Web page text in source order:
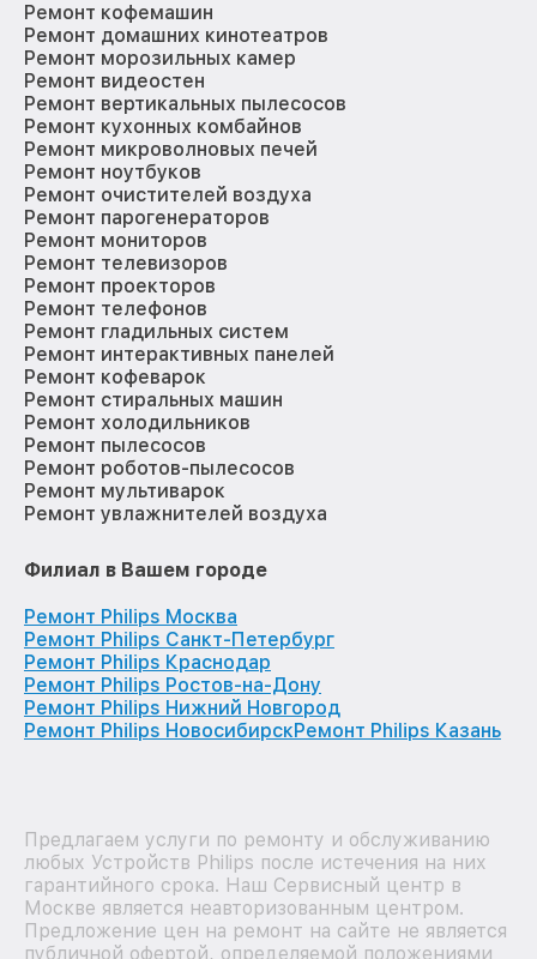
Ремонт кофемашин
Ремонт домашних кинотеатров
Ремонт морозильных камер
Ремонт видеостен
Ремонт вертикальных пылесосов
Ремонт кухонных комбайнов
Ремонт микроволновых печей
Ремонт ноутбуков
Ремонт очистителей воздуха
Ремонт парогенераторов
Ремонт мониторов
Ремонт телевизоров
Ремонт проекторов
Ремонт телефонов
Ремонт гладильных систем
Ремонт интерактивных панелей
Ремонт кофеварок
Ремонт стиральных машин
Ремонт холодильников
Ремонт пылесосов
Ремонт роботов-пылесосов
Ремонт мультиварок
Ремонт увлажнителей воздуха
Филиал в Вашем городе
Ремонт Philips Москва
Ремонт Philips Санкт-Петербург
Ремонт Philips Краснодар
Ремонт Philips Ростов-на-Дону
Ремонт Philips Нижний Новгород
Ремонт Philips НовосибирскРемонт Philips Казань
Предлагаем услуги по ремонту и обслуживанию
любых Устройств Philips после истечения на них
гарантийного срока. Наш Сервисный центр в
Москве является неавторизованным центром.
Предложение цен на ремонт на сайте не является
публичной офертой, определяемой положениями